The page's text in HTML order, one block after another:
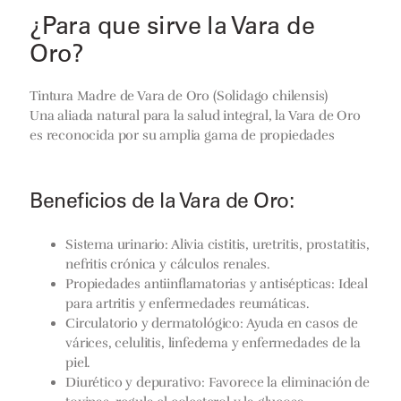
¿Para que sirve la Vara de
Oro?
Tintura Madre de Vara de Oro (Solidago chilensis)
Una aliada natural para la salud integral, la Vara de Oro
es reconocida por su amplia gama de propiedades
Beneficios de la Vara de Oro:
Sistema urinario: Alivia cistitis, uretritis, prostatitis,
nefritis crónica y cálculos renales.
Propiedades antiinflamatorias y antisépticas: Ideal
para artritis y enfermedades reumáticas.
Circulatorio y dermatológico: Ayuda en casos de
várices, celulitis, linfedema y enfermedades de la
piel.
Diurético y depurativo: Favorece la eliminación de